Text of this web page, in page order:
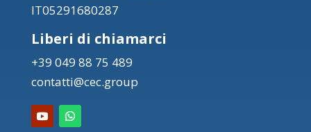
IT05291680287
Liberi di chiamarci
+39 049 88 75 489
contatti@cec.group